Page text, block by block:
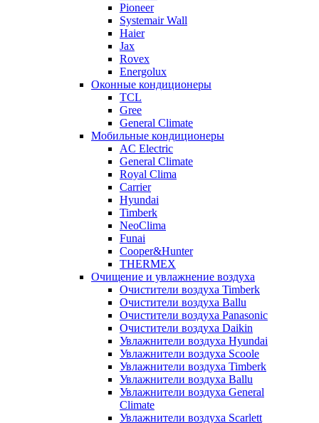
Pioneer
Systemair Wall
Haier
Jax
Rovex
Energolux
Оконные кондиционеры
TCL
Gree
General Climate
Мобильные кондиционеры
AC Electric
General Climate
Royal Clima
Carrier
Hyundai
Timberk
NeoClima
Funai
Cooper&Hunter
THERMEX
Очищение и увлажнение воздуха
Очистители воздуха Timberk
Очистители воздуха Ballu
Очистители воздуха Panasonic
Очистители воздуха Daikin
Увлажнители воздуха Hyundai
Увлажнители воздуха Scoole
Увлажнители воздуха Timberk
Увлажнители воздуха Ballu
Увлажнители воздуха General
Climate
Увлажнители воздуха Scarlett